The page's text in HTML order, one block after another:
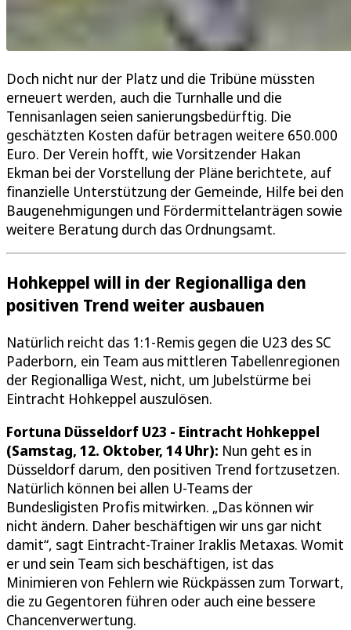
Doch nicht nur der Platz und die Tribüne müssten
erneuert werden, auch die Turnhalle und die
Tennisanlagen seien sanierungsbedürftig. Die
geschätzten Kosten dafür betragen weitere 650.000
Euro. Der Verein hofft, wie Vorsitzender Hakan
Ekman bei der Vorstellung der Pläne berichtete, auf
finanzielle Unterstützung der Gemeinde, Hilfe bei den
Baugenehmigungen und Fördermittelanträgen sowie
weitere Beratung durch das Ordnungsamt.
Hohkeppel will in der Regionalliga den
positiven Trend weiter ausbauen
Natürlich reicht das 1:1-Remis gegen die U23 des SC
Paderborn, ein Team aus mittleren Tabellenregionen
der Regionalliga West, nicht, um Jubelstürme bei
Eintracht Hohkeppel auszulösen.
Fortuna Düsseldorf U23 - Eintracht Hohkeppel
(Samstag, 12. Oktober, 14 Uhr): Nun geht es in
Düsseldorf darum, den positiven Trend fortzusetzen.
Natürlich können bei allen U-Teams der
Bundesligisten Profis mitwirken. „Das können wir
nicht ändern. Daher beschäftigen wir uns gar nicht
damit“, sagt Eintracht-Trainer Iraklis Metaxas. Womit
er und sein Team sich beschäftigen, ist das
Minimieren von Fehlern wie Rückpässen zum Torwart,
die zu Gegentoren führen oder auch eine bessere
Chancenverwertung.